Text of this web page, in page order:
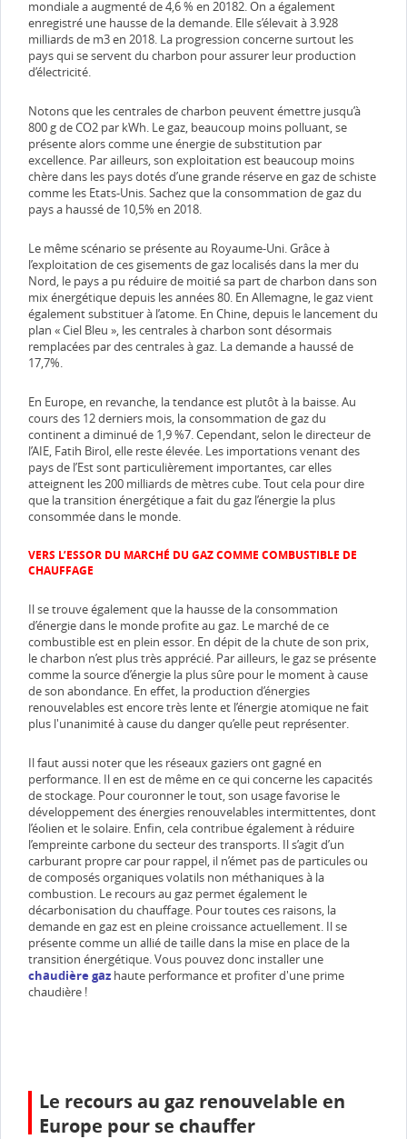
mondiale a augmenté de 4,6 % en 20182. On a également
enregistré une hausse de la demande. Elle s’élevait à 3.928
milliards de m3 en 2018. La progression concerne surtout les
pays qui se servent du charbon pour assurer leur production
d’électricité.
Notons que les centrales de charbon peuvent émettre jusqu’à
800 g de CO2 par kWh. Le gaz, beaucoup moins polluant, se
présente alors comme une énergie de substitution par
excellence. Par ailleurs, son exploitation est beaucoup moins
chère dans les pays dotés d’une grande réserve en gaz de schiste
comme les Etats-Unis. Sachez que la consommation de gaz du
pays a haussé de 10,5% en 2018.
Le même scénario se présente au Royaume-Uni. Grâce à
l’exploitation de ces gisements de gaz localisés dans la mer du
Nord, le pays a pu réduire de moitié sa part de charbon dans son
mix énergétique depuis les années 80. En Allemagne, le gaz vient
également substituer à l’atome. En Chine, depuis le lancement du
plan « Ciel Bleu », les centrales à charbon sont désormais
remplacées par des centrales à gaz. La demande a haussé de
17,7%.
En Europe, en revanche, la tendance est plutôt à la baisse. Au
cours des 12 derniers mois, la consommation de gaz du
continent a diminué de 1,9 %7. Cependant, selon le directeur de
l’AIE, Fatih Birol, elle reste élevée. Les importations venant des
pays de l’Est sont particulièrement importantes, car elles
atteignent les 200 milliards de mètres cube. Tout cela pour dire
que la transition énergétique a fait du gaz l’énergie la plus
consommée dans le monde.
VERS L’ESSOR DU MARCHÉ DU GAZ COMME COMBUSTIBLE DE
CHAUFFAGE
Il se trouve également que la hausse de la consommation
d’énergie dans le monde profite au gaz. Le marché de ce
combustible est en plein essor. En dépit de la chute de son prix,
le charbon n’est plus très apprécié. Par ailleurs, le gaz se présente
comme la source d’énergie la plus sûre pour le moment à cause
de son abondance. En effet, la production d’énergies
renouvelables est encore très lente et l’énergie atomique ne fait
plus l'unanimité à cause du danger qu’elle peut représenter.
Il faut aussi noter que les réseaux gaziers ont gagné en
performance. Il en est de même en ce qui concerne les capacités
de stockage. Pour couronner le tout, son usage favorise le
développement des énergies renouvelables intermittentes, dont
l’éolien et le solaire. Enfin, cela contribue également à réduire
l’empreinte carbone du secteur des transports. Il s’agit d’un
carburant propre car pour rappel, il n’émet pas de particules ou
de composés organiques volatils non méthaniques à la
combustion. Le recours au gaz permet également le
décarbonisation du chauffage. Pour toutes ces raisons, la
demande en gaz est en pleine croissance actuellement. Il se
présente comme un allié de taille dans la mise en place de la
transition énergétique. Vous pouvez donc installer une
chaudière gaz haute performance et profiter d'une prime
chaudière !
Le recours au gaz renouvelable en
Europe pour se chauffer